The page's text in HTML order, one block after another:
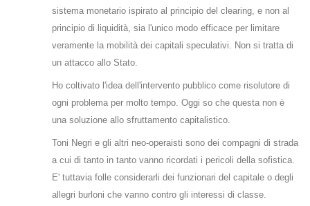
sistema monetario ispirato al principio del clearing, e non al
principio di liquidità, sia l'unico modo efficace per limitare
veramente la mobilità dei capitali speculativi. Non si tratta di
un attacco allo Stato.
Ho coltivato l'idea dell'intervento pubblico come risolutore di
ogni problema per molto tempo. Oggi so che questa non è
una soluzione allo sfruttamento capitalistico.
Toni Negri e gli altri neo-operaisti sono dei compagni di strada
a cui di tanto in tanto vanno ricordati i pericoli della sofistica.
E' tuttavia folle considerarli dei funzionari del capitale o degli
allegri burloni che vanno contro gli interessi di classe.